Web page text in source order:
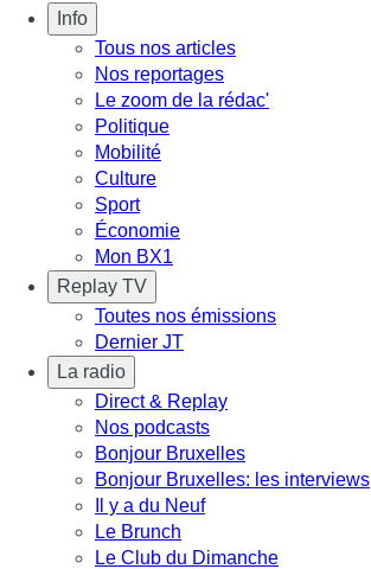
Info
Tous nos articles
Nos reportages
Le zoom de la rédac'
Politique
Mobilité
Culture
Sport
Économie
Mon BX1
Replay TV
Toutes nos émissions
Dernier JT
La radio
Direct & Replay
Nos podcasts
Bonjour Bruxelles
Bonjour Bruxelles: les interviews
Il y a du Neuf
Le Brunch
Le Club du Dimanche